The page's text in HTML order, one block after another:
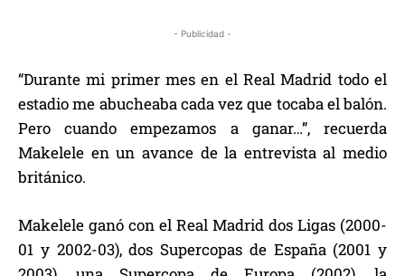
- Publicidad -
“Durante mi primer mes en el Real Madrid todo el
estadio me abucheaba cada vez que tocaba el balón.
Pero cuando empezamos a ganar…”, recuerda
Makelele en un avance de la entrevista al medio
británico.
Makelele ganó con el Real Madrid dos Ligas (2000-
01 y 2002-03), dos Supercopas de España (2001 y